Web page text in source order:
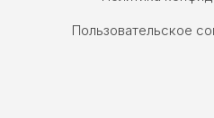
Пользовательское